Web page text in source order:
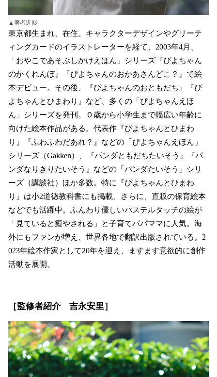
▲著者近影
東京都生まれ、在住。キャラクターデザインやグリーテ
ィングカードのイラストレーターを経て、2003年4月、
「おやこであそぶしかけえほん」シリーズ『ぴよちゃん
のかくれんぼ』『ぴよちゃんのおかあさんどこ？』で絵
本デビュー。その後、『ぴよちゃんのおともだち』『ぴ
よちゃんとひまわり』など、多くの「ぴよちゃんえほ
ん」シリーズを発刊。０歳から小学生まで幅広い年齢に
向けた絵本作品がある。代表作『ぴよちゃんとひまわ
り』『ふわふわだあれ？』などの「ぴよちゃんえほん」
シリーズ（Gakken）、『パンダともだちたいそう』『パ
ンダなりきりたいそう』などの「パンダたいそう」シリ
ーズ（講談社）ほか多数。特に『ぴよちゃんとひまわ
り』は小2道徳教科書にも掲載。さらに、直販の保育絵本
などでも活躍中。ふんわり優しいパステルタッチの絵が
「見ていると癒やされる」と子育てパパママに人気。海
外にもファンが増え、世界各地で翻訳出版されている。2
023年絵本作家として20年を迎え、ますます意欲的に創作
活動を展開。
［監修者紹介 吉永安里］